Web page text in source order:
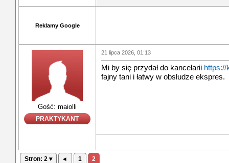
Reklamy Google
Gość: maiolli
PRAKTYKANT
21 lipca 2026, 01:13
Mi by się przydał do kancelarii https://
fajny tani i łatwy w obsłudze ekspres.
Stron: 2 ▾ ◂ 1 2